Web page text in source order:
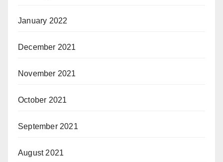
January 2022
December 2021
November 2021
October 2021
September 2021
August 2021